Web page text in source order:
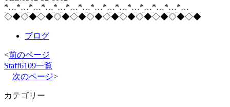
*…*…*…*…*…*…*…*…*…*…*…*…*…*…*…
◇◆◇◆◇◆◇◆◇◆◇◆◇◆◇◆◇◆◇◆◇◆◇◆
ブログ
<前のページ
Staff6109一覧
次のページ>
カテゴリー